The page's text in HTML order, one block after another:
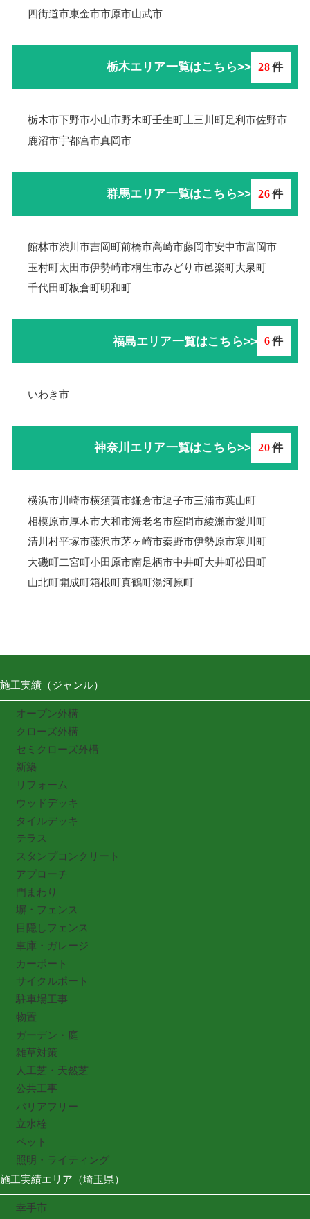
四街道市東金市市原市山武市
栃木エリア一覧はこちら>> 28件
栃木市下野市小山市野木町壬生町 上三川町足利市佐野市
鹿沼市宇都宮市真岡市
群馬エリア一覧はこちら>> 26件
館林市渋川市吉岡町前橋市高崎市藤岡市安中市富岡市
玉村町太田市伊勢崎市桐生市みどり市邑楽町大泉町
千代田町板倉町明和町
福島エリア一覧はこちら>> 6件
いわき市
神奈川エリア一覧はこちら>> 20件
横浜市川崎市横須賀市鎌倉市逗子市三浦市葉山町
相模原市厚木市大和市海老名市座間市綾瀬市愛川町
清川村平塚市藤沢市茅ヶ崎市秦野市伊勢原市寒川町
大磯町二宮町小田原市南足柄市中井町大井町松田町
山北町開成町箱根町真鶴町湯河原町
施工実績（ジャンル）
オープン外構
クローズ外構
セミクローズ外構
新築
リフォーム
ウッドデッキ
タイルデッキ
テラス
スタンプコンクリート
アプローチ
門まわり
塀・フェンス
目隠しフェンス
車庫・ガレージ
カーポート
サイクルポート
駐車場工事
物置
ガーデン・庭
雑草対策
人工芝・天然芝
公共工事
バリアフリー
立水栓
ペット
照明・ライティング
施工実績エリア（埼玉県）
幸手市